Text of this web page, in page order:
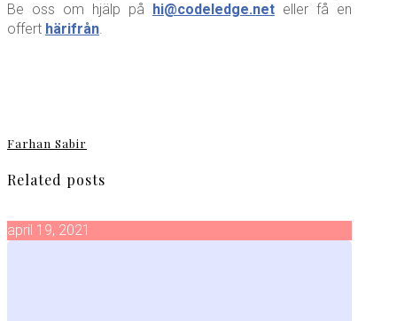
Be oss om hjälp på hi@codeledge.neteller få en
offert härifrån.
Farhan Sabir
Related posts
april 19, 2021